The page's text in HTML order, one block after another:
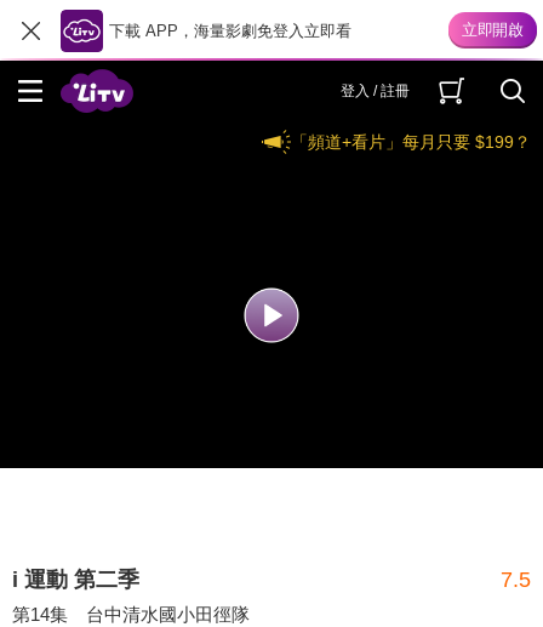
下載 APP，海量影劇免登入立即看
登入 / 註冊
「頻道+看片」每月只要 $199？
i 運動 第二季 7.5
第14集 台中清水國小田徑隊